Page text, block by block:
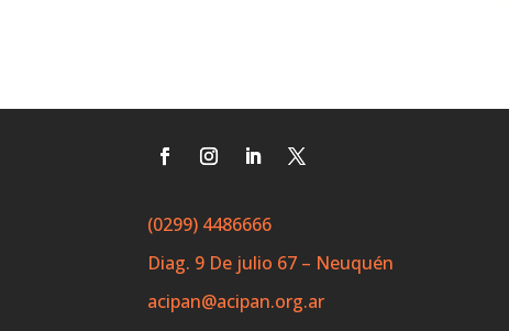
(0299) 4486666
Diag. 9 De julio 67 – Neuquén
acipan@acipan.org.ar